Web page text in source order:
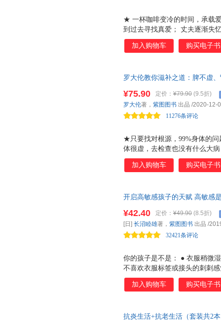
★ 一杯咖啡变冷的时间，承载
到过去寻找真爱； 丈夫逐渐失
独自生活的平井想要回到过去
计，想要去往未来见一见未曾
场女性的爱情焦虑、失忆症家
感张力。 ★活在当下的温柔哲
无法改变过去，我们依然可以
加入购物车 购买电子书
罗大伦教你滋补之道：脾不虚
食经方、验方对证滋补，教你
恢复正气。只要找对根源，
★只要找对根源，99%身体的
体很虚，去检查也没有什么大
常年吃补药，但效果寥寥，更
毛病又长出来了 知名中医专家
病，邪气总是无法清除，一定
是打配合），身体才能逐渐恢
诉你如何从补脾（后天之本）
角度去滋
¥75.90 定价： ¥79.90 (9.5折)
11276条评论
罗大伦著， 紫图图书 出品 /2020-12-
加入购物车 购买电子书
开启高敏感孩子的天赋 高敏感
免过度干涉、过度保护，引导
造更多。
你的孩子是不是： ● 衣服稍微
不喜欢衣服标签或接头的刺刺
条虫 ，只敢在熟人面前展现本
子 * ● 会注意到外围人的情绪
界每 5 个人当中就有 1 个人是
¥42.40 定价： ¥49.90 (8.5折)
32421条评论
[日] 长沼睦雄著， 紫图图书 出品 /
加入购物车 购买电子书
抗炎生活+抗老生活（套装共2